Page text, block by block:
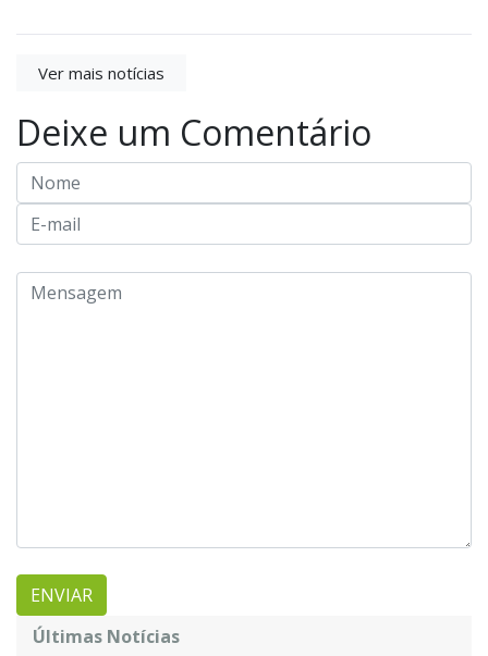
Ver mais notícias
Deixe um Comentário
Últimas Notícias